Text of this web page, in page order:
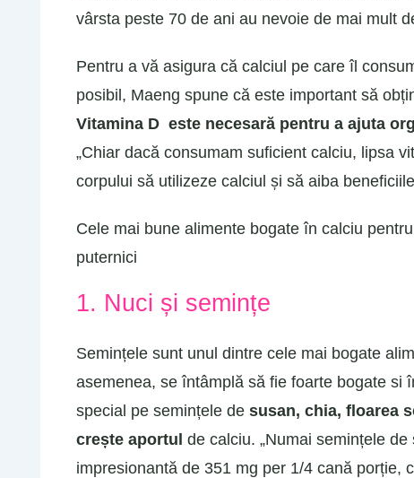
vârsta peste 70 de ani au nevoie de mai mult
Pentru a vă asigura că calciul pe care îl
posibil, Maeng spune că este important să
Vitamina D este necesară pentru a ajuta
„Chiar dacă consumam suficient calciu, lipsa
corpului să utilizeze calciul și să aiba
Cele mai bune alimente bogate în calciu
puternici
1. Nuci și semințe
Semințele sunt unul dintre cele mai bogate
asemenea, se întâmplă să fie foarte bogate si
special pe semințele de susan, chia, floarea
crește aportul de calciu. „Numai semințele
impresionantă de 351 mg per 1/4 cană porție,